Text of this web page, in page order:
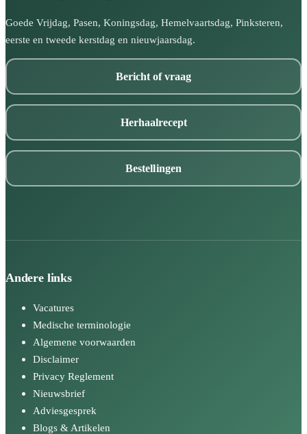
Goede Vrijdag, Pasen, Koningsdag, Hemelvaartsdag, Pinksteren,
eerste en tweede kerstdag en nieuwjaarsdag.
Bericht of vraag
Herhaalrecept
Andere links
Vacatures
Medische terminologie
Algemene voorwaarden
Disclaimer
Privacy Reglement
Nieuwsbrief
Adviesgesprek
Blogs & Artikelen